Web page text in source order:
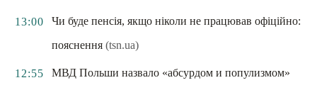
13:00
Чи буде пенсія, якщо ніколи не працював офіційно:
пояснення (tsn.ua)
12:55
МВД Польши назвало «абсурдом и популизмом»